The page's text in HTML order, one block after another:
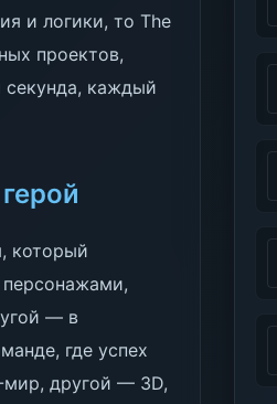
и логики, то The
проектов,
каждый
который
— в
где успех
мир, другой — 3D,